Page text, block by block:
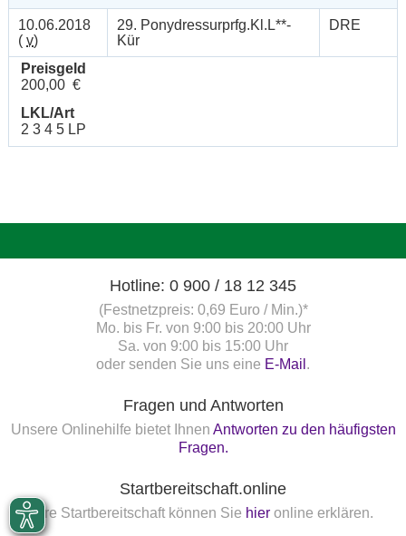
10.06.2018
( v)
29. Ponydressurprfg.Kl.L**-
Kür
DRE
Preisgeld
200,00 €
LKL/Art
2 3 4 5 LP
Hotline: 0 900 / 18 12 345
(Festnetzpreis: 0,69 Euro / Min.)*
Mo. bis Fr. von 9:00 bis 20:00 Uhr
Sa. von 9:00 bis 15:00 Uhr
oder senden Sie uns eine E-Mail .
Fragen und Antworten
Unsere Onlinehilfe bietet Ihnen Antworten zu den häufigsten
Fragen.
Startbereitschaft.online
Ihre Startbereitschaft können Sie hier online erklären.